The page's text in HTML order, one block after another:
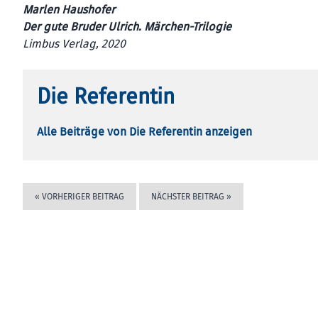
Marlen Haushofer
Der gute Bruder Ulrich. Märchen-Trilogie
Limbus Verlag, 2020
Die Referentin
Alle Beiträge von Die Referentin anzeigen
« VORHERIGER BEITRAG NÄCHSTER BEITRAG »